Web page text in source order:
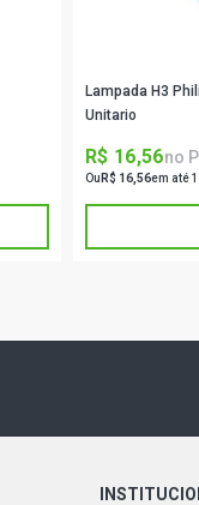
Lampada H3
Unitario
R$ 16,56no
Ou R$ 16,56em até